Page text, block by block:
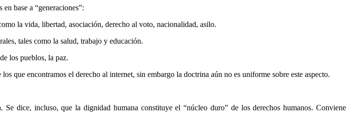
base a “generaciones”:
la vida, libertad, asociación, derecho al voto, nacionalidad, asilo.
tales como la salud, trabajo y educación.
los pueblos, la paz.
que encontramos el derecho al internet, sin embargo la doctrina aún no es uniforme sobre este aspecto.
dice, incluso, que la dignidad humana constituye el “núcleo duro” de los derechos humanos. Conviene